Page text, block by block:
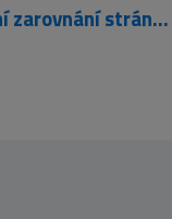
Horizontální zarovnání stránky o plovoucí šířce na střed